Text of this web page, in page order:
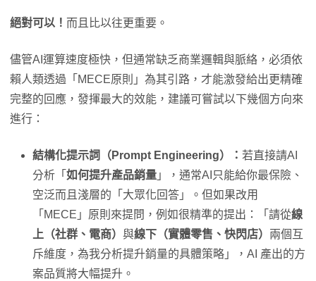
絕對可以！ 而且比以往更重要。
儘管AI運算速度極快，但通常缺乏商業邏輯與脈絡，必須依
賴人類透過「MECE原則」為其引路，才能激發給出更精確
完整的回應，發揮最大的效能，建議可嘗試以下幾個方向來
進行：
結構化提示詞（Prompt Engineering）： 若直接請AI
分析「 如何提升產品銷量 」，通常AI只能給你最保險、
空泛而且淺層的「大眾化回答」。但如果改用
「MECE」原則來提問，例如很精準的提出：「請從線
上（社群、電商） 與線下（實體零售、快閃店） 兩個互
斥維度，為我分析提升銷量的具體策略」，AI 產出的方
案品質將大幅提升。